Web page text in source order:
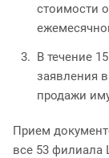
стоимости
В течение
заявления
продажи
Прием
все 53 филиала